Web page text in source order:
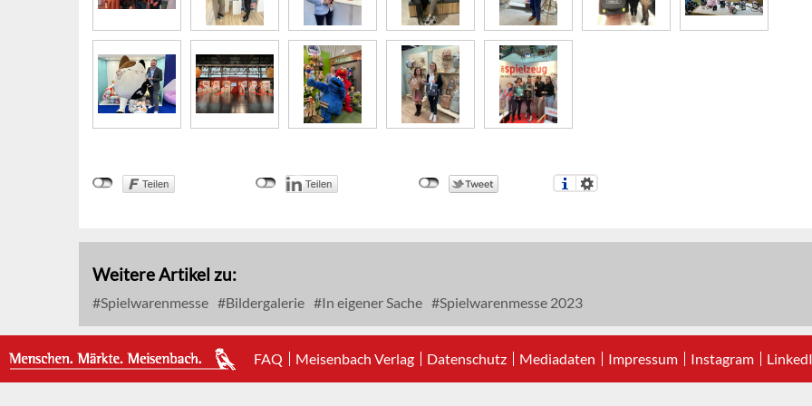
Weitere Artikel zu:
Spielwarenmesse Bildergalerie In eigener Sache Spielwarenmesse 2023
FAQ Meisenbach Verlag Datenschutz Mediadaten Impressum Instagram